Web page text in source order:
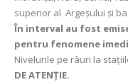
superior al Argeșului și
În interval au fost emise
pentru fenomene
Nivelurile pe râuri la
DE ATENȚIE.